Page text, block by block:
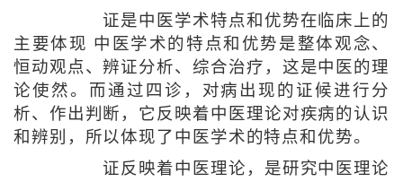
证是中医学术特点和优势在临床上的
主要体现 中医学术的特点和优势是整体观念、
恒动观点、辨证分析、综合治疗，这是中医的理
论使然。而通过四诊，对病出现的证候进行分
析、作出判断，它反映着中医理论对疾病的认识
和辨别，所以体现了中医学术的特点和优势。
证反映着中医理论，是研究中医理论